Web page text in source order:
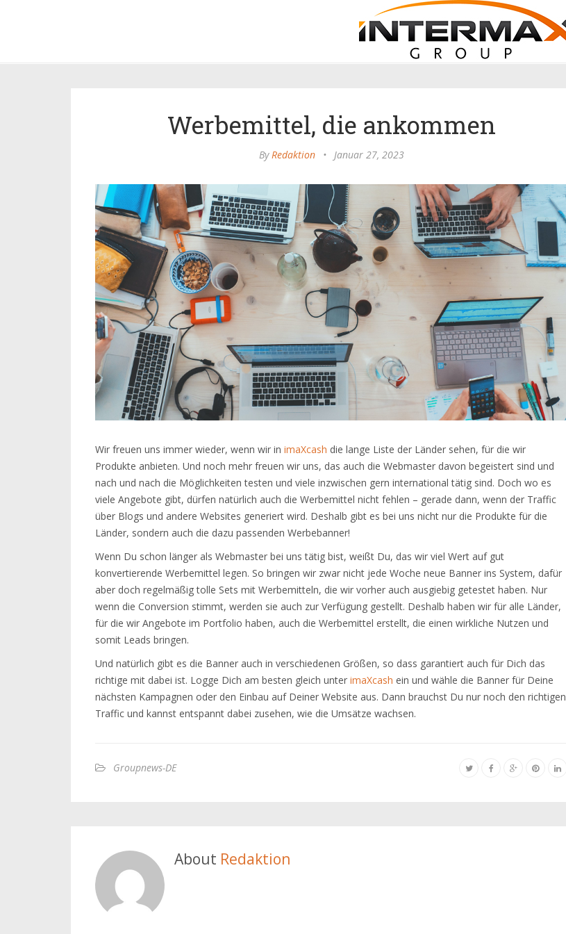
Werbemittel, die ankommen
ByRedaktion • Januar 27, 2023
Wir freuen uns immer wieder, wenn wir in imaXcash die lange Liste der Länder sehen, für die wir
Produkte anbieten. Und noch mehr freuen wir uns, das auch die Webmaster davon begeistert sind und
nach und nach die Möglichkeiten testen und viele inzwischen gern international tätig sind. Doch wo es
viele Angebote gibt, dürfen natürlich auch die Werbemittel nicht fehlen – gerade dann, wenn der Traffic
über Blogs und andere Websites generiert wird. Deshalb gibt es bei uns nicht nur die Produkte für die
Länder, sondern auch die dazu passenden Werbebanner!
Wenn Du schon länger als Webmaster bei uns tätig bist, weißt Du, das wir viel Wert auf gut
konvertierende Werbemittel legen. So bringen wir zwar nicht jede Woche neue Banner ins System, dafür
aber doch regelmäßig tolle Sets mit Werbemitteln, die wir vorher auch ausgiebig getestet haben. Nur
wenn die Conversion stimmt, werden sie auch zur Verfügung gestellt. Deshalb haben wir für alle Länder,
für die wir Angebote im Portfolio haben, auch die Werbemittel erstellt, die einen wirkliche Nutzen und
somit Leads bringen.
Und natürlich gibt es die Banner auch in verschiedenen Größen, so dass garantiert auch für Dich das
richtige mit dabei ist. Logge Dich am besten gleich unter imaXcash ein und wähle die Banner für Deine
nächsten Kampagnen oder den Einbau auf Deiner Website aus. Dann brauchst Du nur noch den richtigen
Traffic und kannst entspannt dabei zusehen, wie die Umsätze wachsen.
Groupnews-DE
About Redaktion